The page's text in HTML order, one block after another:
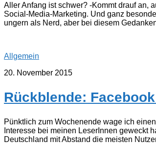
Aller Anfang ist schwer? -Kommt drauf an,
Social-Media-Marketing. Und ganz
ungern als Nerd, aber bei diesem
Allgemein
20. November 2015
Rückblende:
Pünktlich zum Wochenende wage ich
Interesse bei meinen LeserInnen geweckt
Deutschland mit Abstand die meisten